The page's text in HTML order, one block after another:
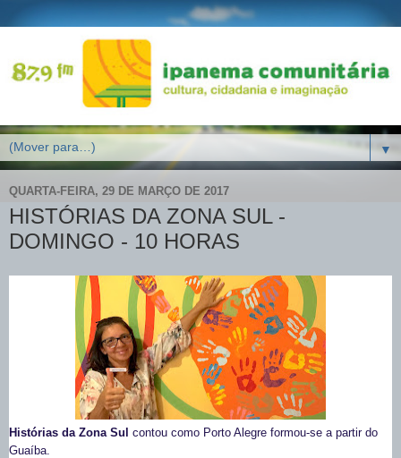
▼
QUARTA-FEIRA, 29 DE MARÇO DE 2017
HISTÓRIAS DA ZONA SUL -
DOMINGO - 10 HORAS
Histórias da Zona Sul contou como Porto Alegre formou-se a partir do
Guaíba.